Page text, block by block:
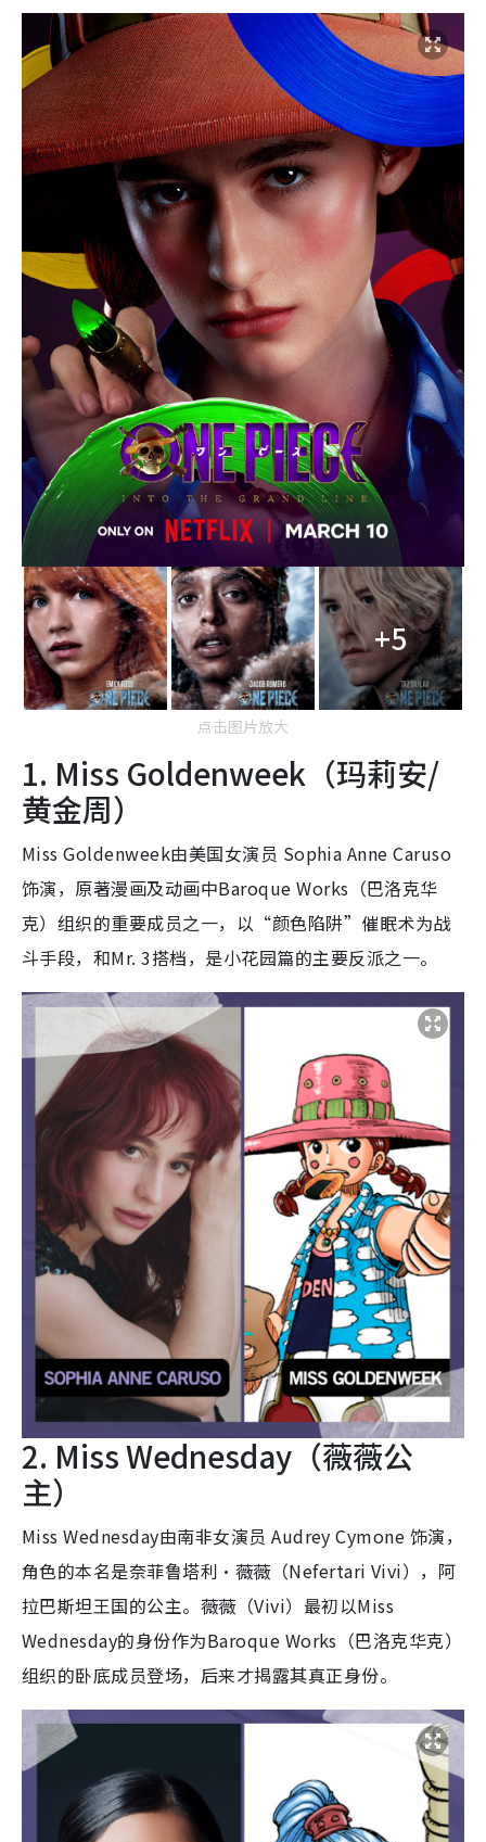
+5
点击图片放大
1. Miss Goldenweek（玛莉安/
黄金周）
Miss Goldenweek由美国女演员 Sophia Anne Caruso
饰演，原著漫画及动画中Baroque Works（巴洛克华
克）组织的重要成员之一，以“颜色陷阱”催眠术为战
斗手段，和Mr. 3搭档，是小花园篇的主要反派之一。
2. Miss Wednesday（薇薇公
主）
Miss Wednesday由南非女演员 Audrey Cymone 饰演，
角色的本名是奈菲鲁塔利·薇薇（Nefertari Vivi），阿
拉巴斯坦王国的公主。薇薇（Vivi）最初以Miss
Wednesday的身份作为Baroque Works（巴洛克华克）
组织的卧底成员登场，后来才揭露其真正身份。